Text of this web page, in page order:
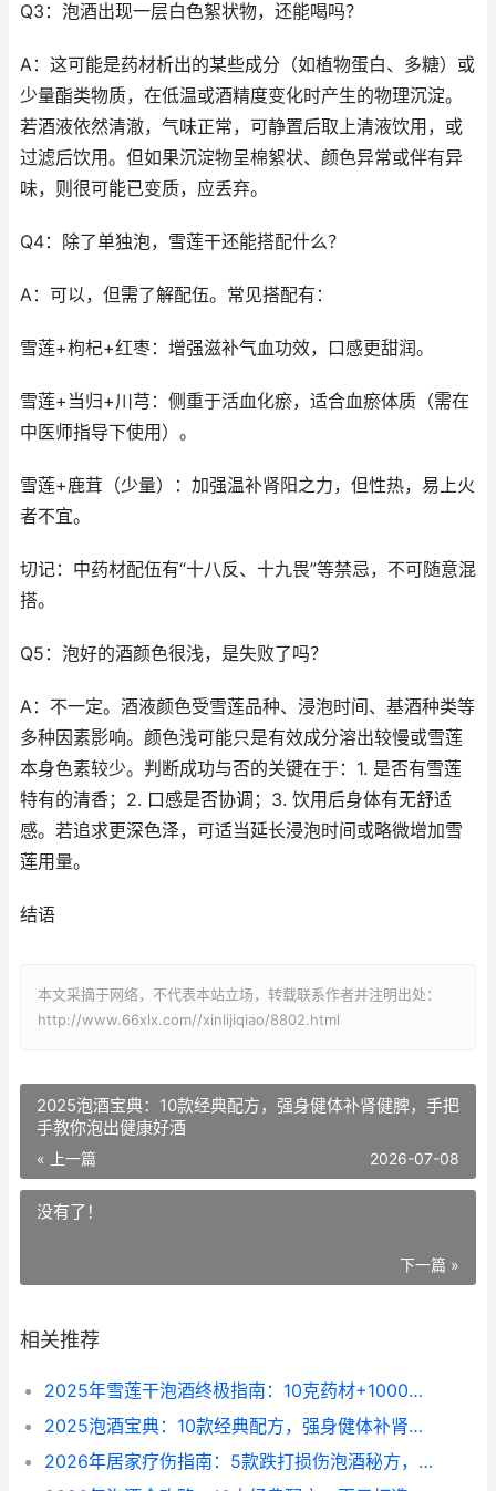
Q3：泡酒出现一层白色絮状物，还能喝吗？
A：这可能是药材析出的某些成分（如植物蛋白、多糖）或
少量酯类物质，在低温或酒精度变化时产生的物理沉淀。
若酒液依然清澈，气味正常，可静置后取上清液饮用，或
过滤后饮用。但如果沉淀物呈棉絮状、颜色异常或伴有异
味，则很可能已变质，应丢弃。
Q4：除了单独泡，雪莲干还能搭配什么？
A：可以，但需了解配伍。常见搭配有：
雪莲+枸杞+红枣：增强滋补气血功效，口感更甜润。
雪莲+当归+川芎：侧重于活血化瘀，适合血瘀体质（需在
中医师指导下使用）。
雪莲+鹿茸（少量）：加强温补肾阳之力，但性热，易上火
者不宜。
切记：中药材配伍有“十八反、十九畏”等禁忌，不可随意混
搭。
Q5：泡好的酒颜色很浅，是失败了吗？
A：不一定。酒液颜色受雪莲品种、浸泡时间、基酒种类等
多种因素影响。颜色浅可能只是有效成分溶出较慢或雪莲
本身色素较少。判断成功与否的关键在于：1. 是否有雪莲
特有的清香；2. 口感是否协调；3. 饮用后身体有无舒适
感。若追求更深色泽，可适当延长浸泡时间或略微增加雪
莲用量。
结语
本文采摘于网络，不代表本站立场，转载联系作者并注明出处：
http://www.66xlx.com//xinlijiqiao/8802.html
2025泡酒宝典：10款经典配方，强身健体补肾健脾，手把
手教你泡出健康好酒
« 上一篇 2026-07-08
没有了！
下一篇 »
相关推荐
2025年雪莲干泡酒终极指南：10克药材+1000毫升酒，泡出价值千元的养生秘方
2025泡酒宝典：10款经典配方，强身健体补肾健脾，手把手教你泡出健康好酒
2026年居家疗伤指南：5款跌打损伤泡酒秘方，每瓶成本不到50元